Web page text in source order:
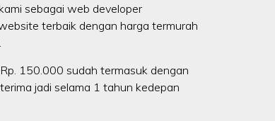
sebagai web developer
terbaik dengan harga termurah
150.000 sudah termasuk dengan
jadi selama 1 tahun kedepan